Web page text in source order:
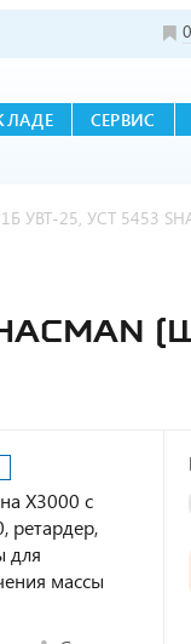
0
СЕРВИС
УВТ-25, УСТ 5453
Х3000 с
ретардер,
для
массы